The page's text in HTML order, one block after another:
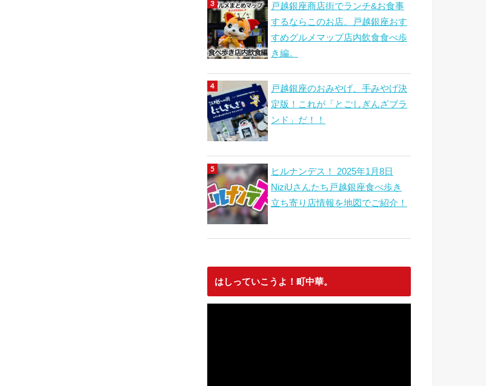
戸越銀座商店街でランチ&お食事
するならこのお店。戸越銀座おす
すめグルメマップ店内飲食食べ歩
き編。
戸越銀座のおみやげ、手みやげ決
定版！これが「とごしぎんざブラ
ンド」だ！！
ヒルナンデス！ 2025年1月8日
NiziUさんたち戸越銀座食べ歩き
立ち寄り店情報を地図でご紹介！
はしっていこうよ！町中華。